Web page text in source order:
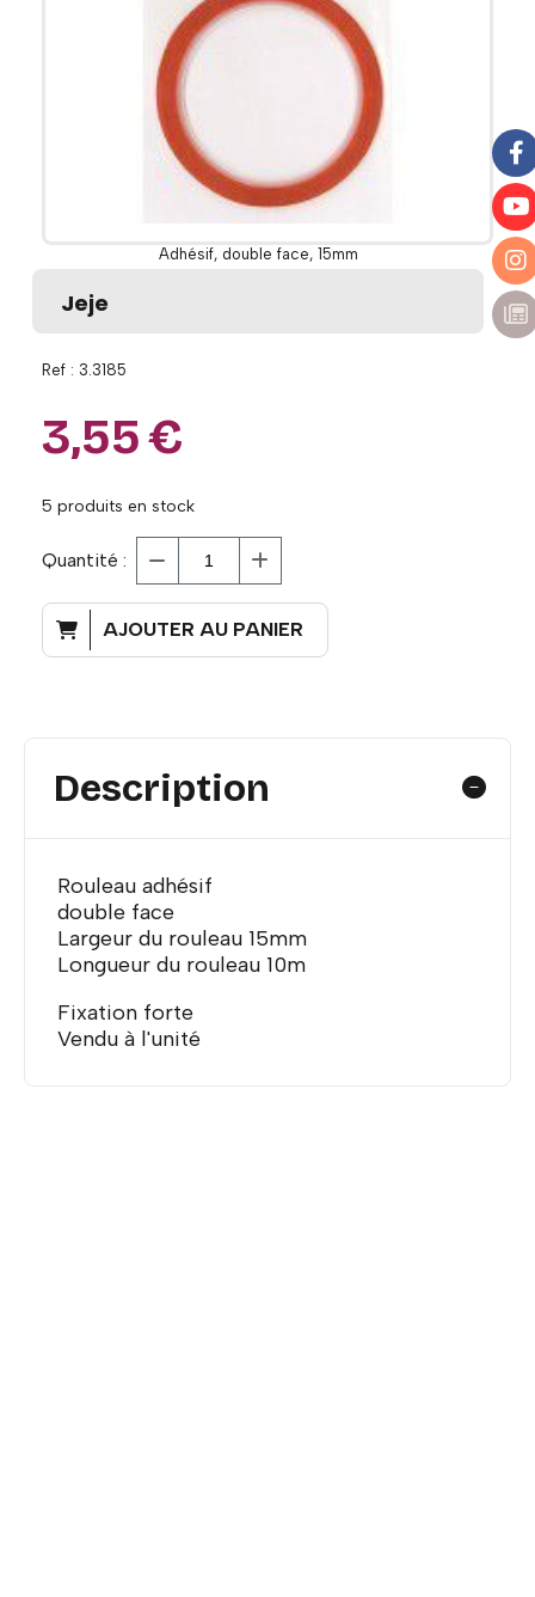
Adhésif, double face, 15mm
Jeje
Ref : 3.3185
3,55€
5 produits en stock
Quantité :
AJOUTER AU PANIER
Description
Rouleau adhésif
double face
Largeur du rouleau 15mm
Longueur du rouleau 10m
Fixation forte
Vendu à l'unité